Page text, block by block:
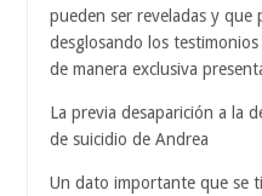
pueden ser reveladas y que
desglosando los
de manera exclusiva
La previa desaparición a la
de suicidio de Andrea
Un dato importante que se